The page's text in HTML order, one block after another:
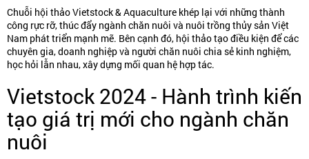
Chuỗi hội thảo Vietstock & Aquaculture khép lại với những thành
công rực rỡ, thúc đẩy ngành chăn nuôi và nuôi trồng thủy sản Việt
Nam phát triển mạnh mẽ. Bên cạnh đó, hội thảo tạo điều kiện để các
chuyên gia, doanh nghiệp và người chăn nuôi chia sẻ kinh nghiệm,
học hỏi lẫn nhau, xây dựng mối quan hệ hợp tác.
Vietstock 2024 - Hành trình kiến
tạo giá trị mới cho ngành chăn
nuôi